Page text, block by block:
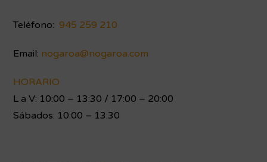
Teléfono: 945 259 210
Email: nogaroa@nogaroa.com
HORARIO
L a V: 10:00 – 13:30 / 17:00 – 20:00
Sábados: 10:00 – 13:30